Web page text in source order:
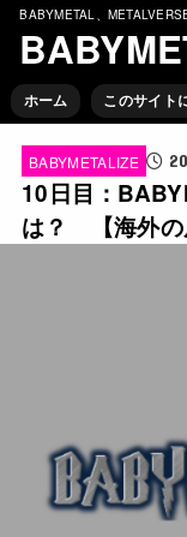
BABYMETAL、
ホーム このサイト
BABYMETALIZE
10日目：
は？ 【海外の